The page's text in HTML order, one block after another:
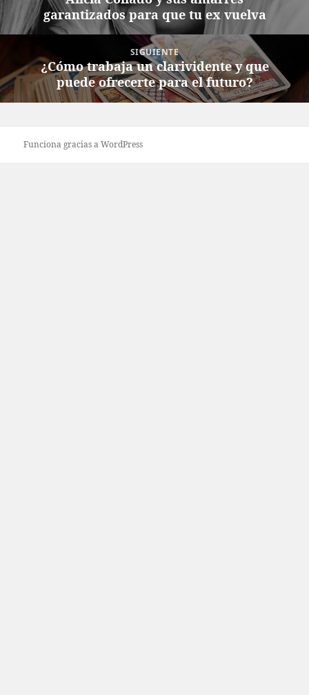
entradas
anterior:
garantizados para que tu ex vuelva
SIGUIENTE
Entrada
siguiente:
¿Cómo trabaja un clarividente y que
puede ofrecerte para el futuro?
Funciona gracias a WordPress